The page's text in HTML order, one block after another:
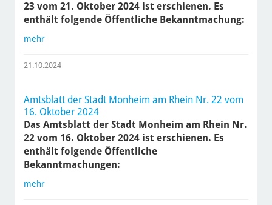
23 vom 21. Oktober 2024 ist erschienen. Es
enthält folgende Öffentliche Bekanntmachung:
mehr
21.10.2024
Amtsblatt der Stadt Monheim am Rhein Nr. 22 vom
16. Oktober 2024
Das Amtsblatt der Stadt Monheim am Rhein Nr.
22 vom 16. Oktober 2024 ist erschienen. Es
enthält folgende Öffentliche
Bekanntmachungen:
mehr